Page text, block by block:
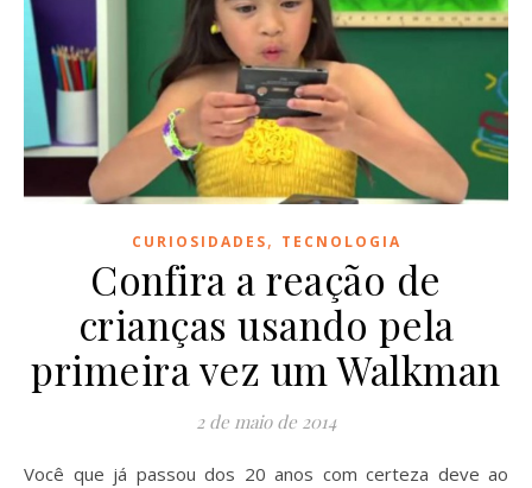
CURIOSIDADES, TECNOLOGIA
Confira a reação de
crianças usando pela
primeira vez um Walkman
2 de maio de 2014
Você que já passou dos 20 anos com certeza deve ao